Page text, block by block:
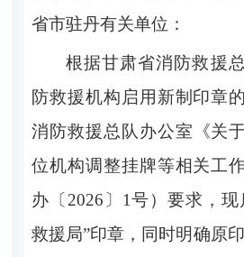
省市驻丹有关单位：
根据甘肃省消防救援
防救援机构启用新制印章
消防救援总队办公室 《关
位机构调整挂牌等相关工
办〔2026〕 1号）要求 ，
救援局”印章， 同时明确原